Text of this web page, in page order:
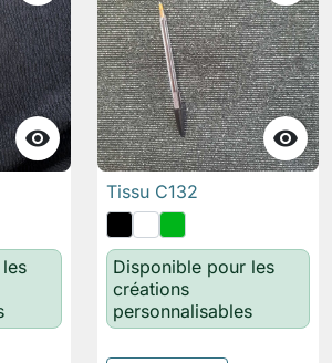
 
Tissu C132
Disponible pour les
créations
personnalisables